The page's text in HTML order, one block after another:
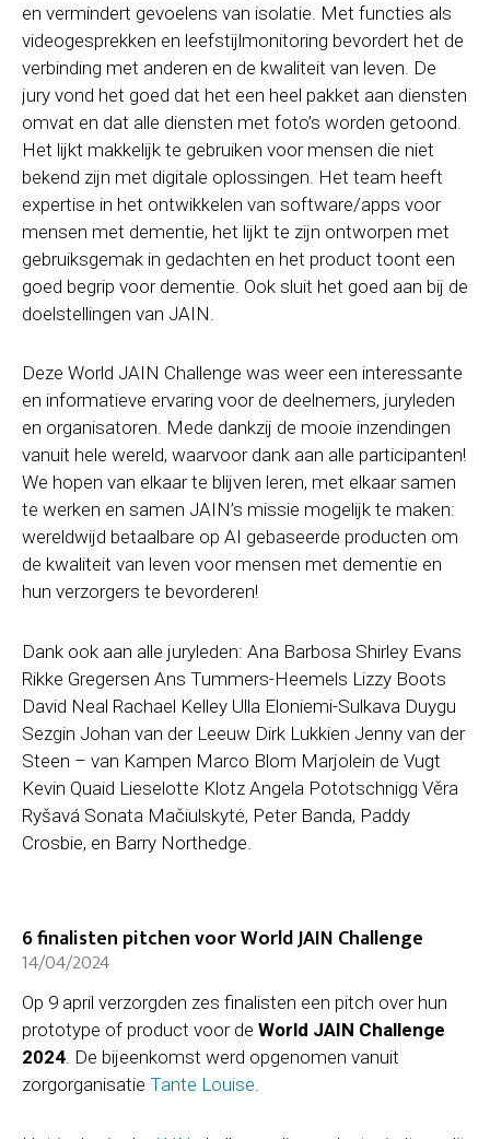
en vermindert gevoelens van isolatie. Met functies als
videogesprekken en leefstijlmonitoring bevordert het de
verbinding met anderen en de kwaliteit van leven. De
jury vond het goed dat het een heel pakket aan diensten
omvat en dat alle diensten met foto’s worden getoond.
Het lijkt makkelijk te gebruiken voor mensen die niet
bekend zijn met digitale oplossingen. Het team heeft
expertise in het ontwikkelen van software/apps voor
mensen met dementie, het lijkt te zijn ontworpen met
gebruiksgemak in gedachten en het product toont een
goed begrip voor dementie. Ook sluit het goed aan bij de
doelstellingen van JAIN.
Deze World JAIN Challenge was weer een interessante
en informatieve ervaring voor de deelnemers, juryleden
en organisatoren. Mede dankzij de mooie inzendingen
vanuit hele wereld, waarvoor dank aan alle participanten!
We hopen van elkaar te blijven leren, met elkaar samen
te werken en samen JAIN’s missie mogelijk te maken:
wereldwijd betaalbare op AI gebaseerde producten om
de kwaliteit van leven voor mensen met dementie en
hun verzorgers te bevorderen!
Dank ook aan alle juryleden: Ana Barbosa Shirley Evans
Rikke Gregersen Ans Tummers-Heemels Lizzy Boots
David Neal Rachael Kelley Ulla Eloniemi-Sulkava Duygu
Sezgin Johan van der Leeuw Dirk Lukkien Jenny van der
Steen – van Kampen Marco Blom Marjolein de Vugt
Kevin Quaid Lieselotte Klotz Angela Pototschnigg Věra
Ryšavá Sonata Mačiulskytė, Peter Banda, Paddy
Crosbie, en Barry Northedge.
6 finalisten pitchen voor World JAIN Challenge
14/04/2024
Op 9 april verzorgden zes finalisten een pitch over hun
prototype of product voor de World JAIN Challenge
2024 . De bijeenkomst werd opgenomen vanuit
zorgorganisatie Tante Louise